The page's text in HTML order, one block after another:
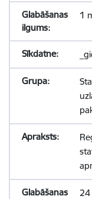
1
24